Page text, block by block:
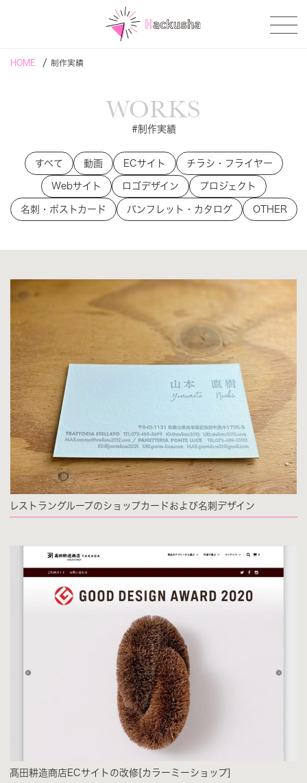
HOME / 制作実績
WORKS
#制作実績
すべて 動画 ECサイト チラシ・フライヤー
Webサイト ロゴデザイン プロジェクト
名刺・ポストカード パンフレット・カタログ OTHER
レストラングループのショップカードおよび名刺デザイン
髙田耕造商店ECサイトの改修[カラーミーショップ]